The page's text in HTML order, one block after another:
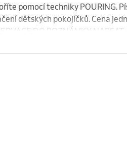
pomocí techniky POURING.
dětských pokojíčků. Cena
DO POZNÁMKY NAPSAT,
OMEZENÝ POČET, TAK
CHTÍT TVOŘIT. DĚKUJEME.